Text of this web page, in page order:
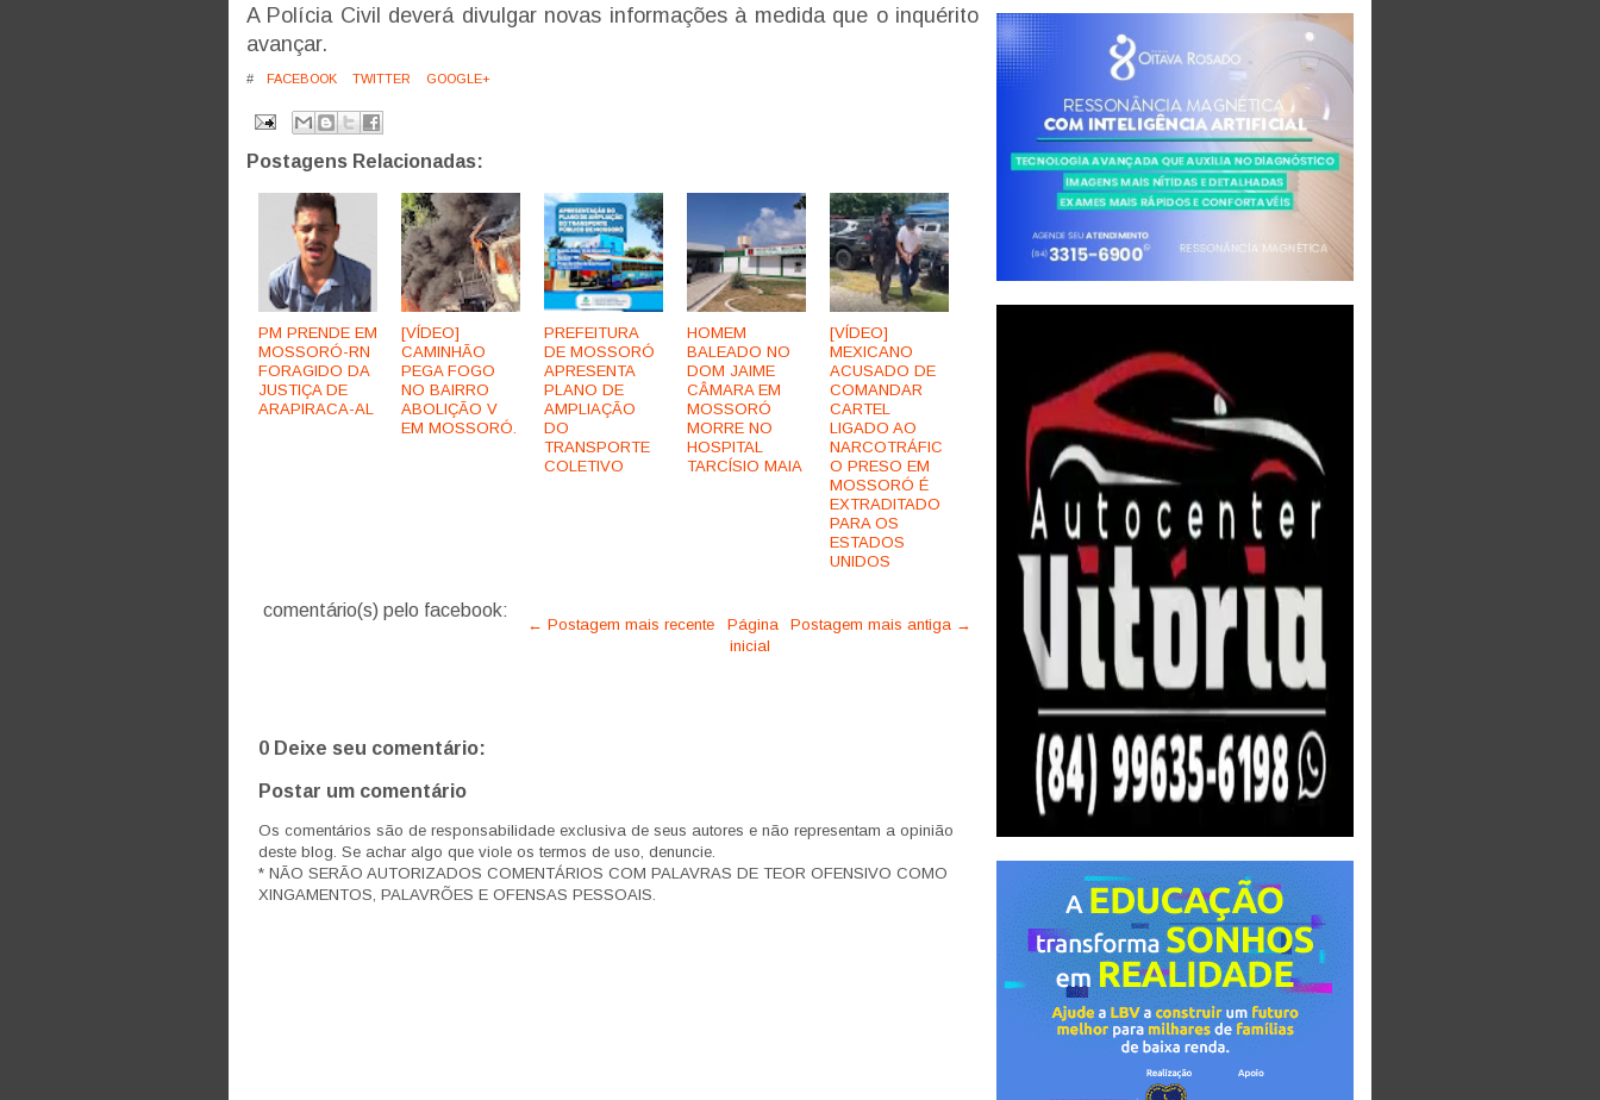
A Polícia Civil deverá divulgar novas informações à medida que o inquérito
avançar.
# FACEBOOK TWITTER GOOGLE+
Postagens Relacionadas:
PM PRENDE EM
MOSSORÓ-RN
FORAGIDO DA
JUSTIÇA DE
ARAPIRACA-AL
[VÍDEO]
CAMINHÃO
PEGA FOGO
NO BAIRRO
ABOLIÇÃO V
EM MOSSORÓ.
PREFEITURA
DE MOSSORÓ
APRESENTA
PLANO DE
AMPLIAÇÃO
DO
TRANSPORTE
COLETIVO
HOMEM
BALEADO NO
DOM JAIME
CÂMARA EM
MOSSORÓ
MORRE NO
HOSPITAL
TARCÍSIO MAIA
[VÍDEO]
MEXICANO
ACUSADO DE
COMANDAR
CARTEL
LIGADO AO
NARCOTRÁFIC
O PRESO EM
MOSSORÓ É
EXTRADITADO
PARA OS
ESTADOS
UNIDOS
comentário(s) pelo facebook:
← Postagem mais recente Postagem mais antiga →
Página
inicial
0 Deixe seu comentário:
Postar um comentário
Os comentários são de responsabilidade exclusiva de seus autores e não representam a opinião
deste blog. Se achar algo que viole os termos de uso, denuncie.
* NÃO SERÃO AUTORIZADOS COMENTÁRIOS COM PALAVRAS DE TEOR OFENSIVO COMO
XINGAMENTOS, PALAVRÕES E OFENSAS PESSOAIS.